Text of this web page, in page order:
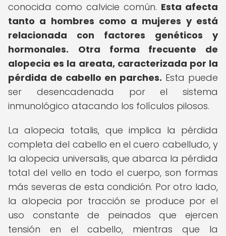
conocida como calvicie común. Esta afecta
tanto a hombres como a mujeres y está
relacionada con factores genéticos y
hormonales.
Otra forma frecuente de
alopecia es la areata, caracterizada por la
pérdida de cabello en parches. Esta puede
ser desencadenada por el sistema
inmunológico atacando los folículos pilosos.
La alopecia totalis, que implica la pérdida
completa del cabello en el cuero cabelludo, y
la alopecia universalis, que abarca la pérdida
total del vello en todo el cuerpo, son formas
más severas de esta condición. Por otro lado,
la alopecia por tracción se produce por el
uso constante de peinados que ejercen
tensión en el cabello, mientras que la